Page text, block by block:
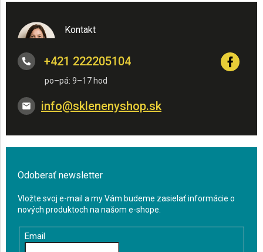
Kontakt
info@sklenenyshop.sk
+421 222205104
Odoberať newsletter
Vložte svoj e-mail a my Vám budeme zasielať informácie o
nových produktoch na našom e-shope.
Email